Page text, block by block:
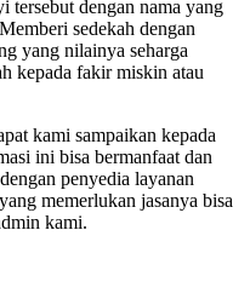
tersebut dengan nama yang
sedekah dengan
yang nilainya seharga
kepada fakir miskin atau
kami sampaikan kepada
ini bisa bermanfaat dan
penyedia layanan
memerlukan jasanya bisa
kami.